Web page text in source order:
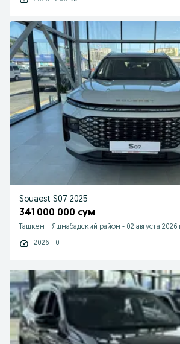
Souaest S07 2025
341 000 000 сум
Ташкент, Яшнабадский район - 02 августа 2026
2026 - 0